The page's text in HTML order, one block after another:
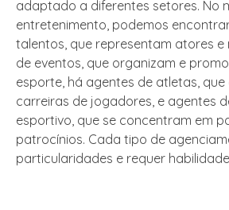
adaptado a diferentes setores. No
entretenimento, podemos
talentos, que representam atores e
de eventos, que organizam e
esporte, há agentes de atletas,
carreiras de jogadores, e agentes
esportivo, que se concentram em
patrocínios. Cada tipo de
particularidades e requer